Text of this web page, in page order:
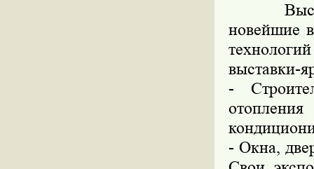
новейшие
выставки-
-
- Окна,